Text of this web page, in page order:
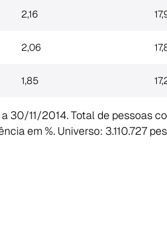
2,16
2,06
1,85
11/2014. Total de pessoas
em %. Universo: 3.110.727